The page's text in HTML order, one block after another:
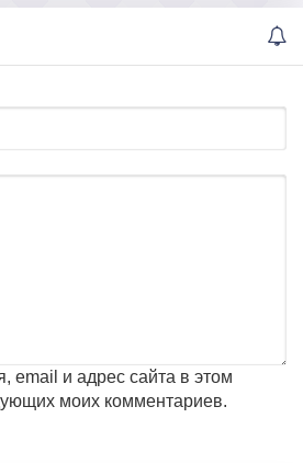
email и адрес сайта в этом
моих комментариев.